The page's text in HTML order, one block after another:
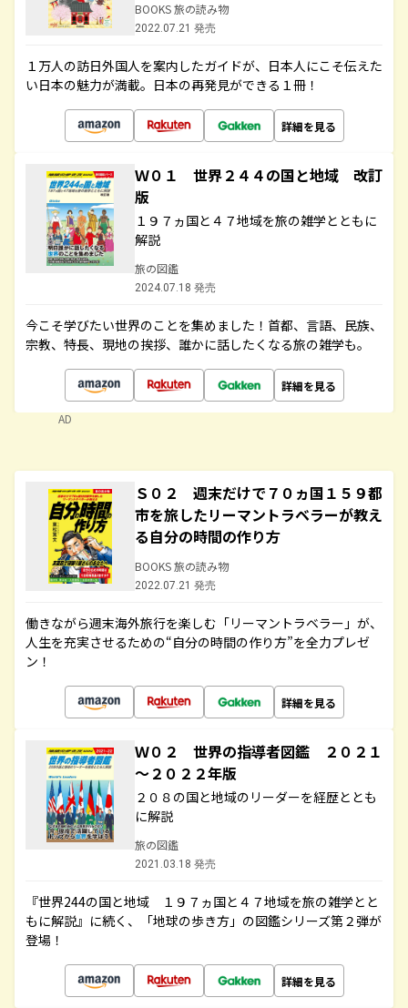
BOOKS 旅の読み物
2022.07.21 発売
１万人の訪日外国人を案内したガイドが、日本人にこそ伝えた
い日本の魅力が満載。日本の再発見ができる１冊！
詳細を見る
Ｗ０１ 世界２４４の国と地域 改訂
版
１９７ヵ国と４７地域を旅の雑学とともに
解説
旅の図鑑
2024.07.18 発売
今こそ学びたい世界のことを集めました！首都、言語、民族、
宗教、特長、現地の挨拶、誰かに話したくなる旅の雑学も。
詳細を見る
AD
Ｓ０２ 週末だけで７０ヵ国１５９都
市を旅したリーマントラベラーが教え
る自分の時間の作り方
BOOKS 旅の読み物
2022.07.21 発売
働きながら週末海外旅行を楽しむ「リーマントラベラー」が、
人生を充実させるための“自分の時間の作り方”を全力プレゼ
ン！
詳細を見る
Ｗ０２ 世界の指導者図鑑 ２０２１
～２０２２年版
２０８の国と地域のリーダーを経歴ととも
に解説
旅の図鑑
2021.03.18 発売
『世界244の国と地域 １９７ヵ国と４７地域を旅の雑学とと
もに解説』に続く、「地球の歩き方」の図鑑シリーズ第２弾が
登場！
詳細を見る